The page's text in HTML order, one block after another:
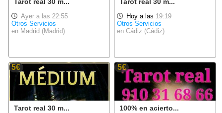
Ayer a las 22:55
Otros Servicios
en Madrid (Madrid)
Hoy a las 19:19
Otros Servicios
en Cádiz (Cádiz)
5€
Tarot real 30 m...
5€
100% en acierto...